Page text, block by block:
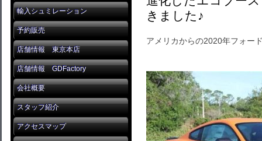
輸入シュミレーション
予約販売
店舗情報 東京本店
店舗情報 GDFactory
会社概要
スタッフ紹介
アクセスマップ
きました♪
アメリカからの2020年フォー